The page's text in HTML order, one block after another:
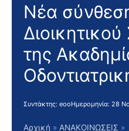
Νέα
της
Συντάκτης: eooΗμερομηνία: 28
Αρχική
ΑΝΑΚΟΙΝΩΣΕΙΣ